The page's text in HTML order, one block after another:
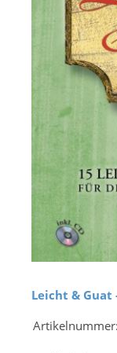
Leicht &
Artikelnummer: